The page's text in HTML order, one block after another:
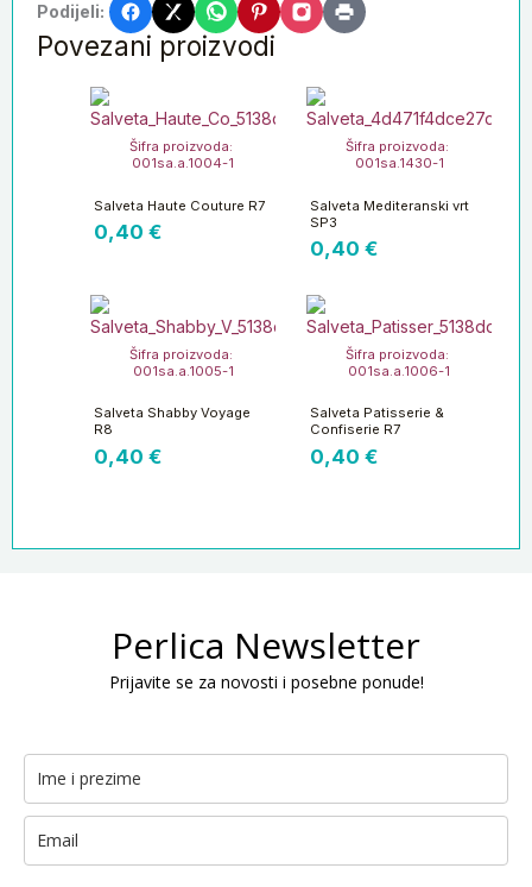
Podijeli:
Povezani proizvodi
Šifra proizvoda:
001sa.a.1004-1
Salveta Haute Couture R7
0,40 €
Šifra proizvoda:
001sa.1430-1
Salveta Mediteranski vrt
SP3
0,40 €
Šifra proizvoda:
001sa.a.1005-1
Salveta Shabby Voyage
R8
0,40 €
Šifra proizvoda:
001sa.a.1006-1
Salveta Patisserie &
Confiserie R7
0,40 €
Perlica Newsletter
Prijavite se za novosti i posebne ponude!